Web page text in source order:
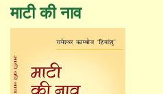
माटी की नाव